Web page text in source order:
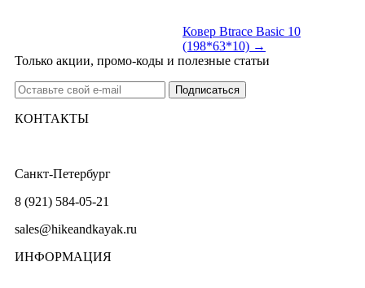
Ковер Btrace Basic 10
(198*63*10) →
Только акции, промо-коды и полезные статьи
КОНТАКТЫ
Санкт-Петербург
8 (921) 584-05-21
sales@hikeandkayak.ru
ИНФОРМАЦИЯ